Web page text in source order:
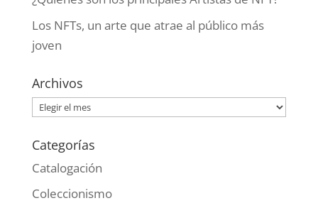
Los NFTs, un arte que atrae al público más
joven
Archivos
Archivos
Categorías
Catalogación
Coleccionismo